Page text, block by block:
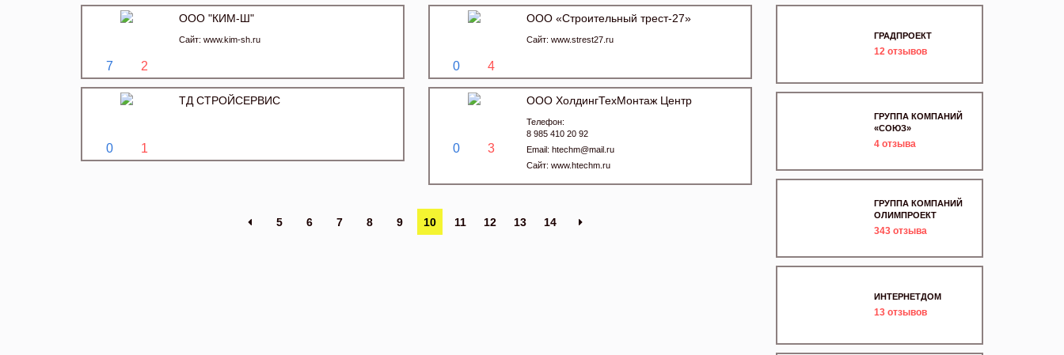
7 2
ООО "КИМ-Ш"
Сайт: www.kim-sh.ru
0 4
ООО «Строительный трест-27»
Сайт: www.strest27.ru
0 1
ТД СТРОЙСЕРВИС
0 3
ООО ХолдингТехМонтаж Центр
Телефон:
8 985 410 20 92
Email: htechm@mail.ru
Сайт: www.htechm.ru
5 6 7 8 9 10 11 12 13 14
ГРАДПРОЕКТ
12 отзывов
ГРУППА КОМПАНИЙ
«СОЮЗ»
4 отзыва
ГРУППА КОМПАНИЙ
ОЛИМПРОЕКТ
343 отзыва
ИНТЕРНЕТДОМ
13 отзывов